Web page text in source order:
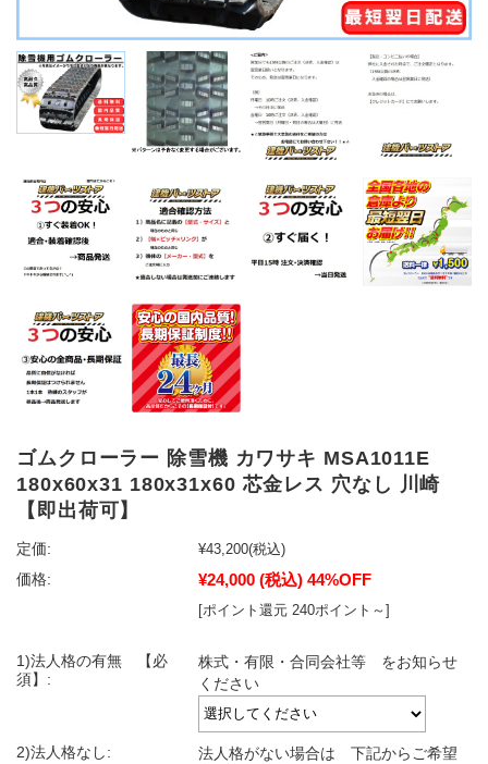
ゴムクローラー 除雪機 カワサキ MSA1011E
180x60x31 180x31x60 芯金レス 穴なし 川崎
【即出荷可】
定価: ¥43,200(税込)
価格:
¥24,000 (税込) 44%OFF
[ポイント還元 240ポイント～]
1)法人格の有無 【必
須】:
株式・有限・合同会社等 をお知らせ
ください
2)法人格なし:
法人格がない場合は 下記からご希望